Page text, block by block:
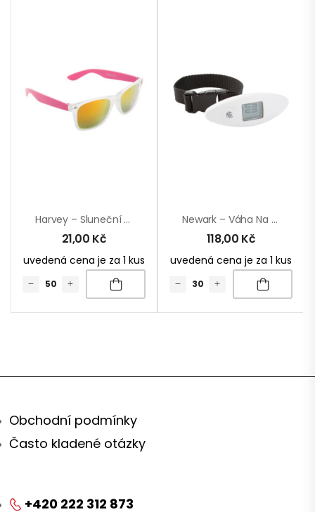
Harvey – Sluneční Brýle
21,00 Kč
uvedená cena je za 1 kus
Newark – Váha Na Zavazadla
118,00 Kč
uvedená cena je za 1 kus
Obchodní podmínky
Často kladené otázky
+420 222 312 873